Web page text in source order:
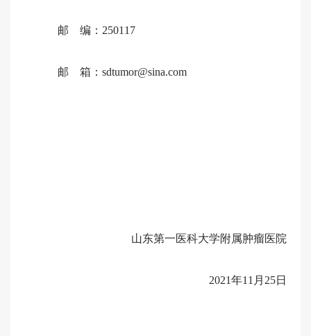
邮 编： 250117
邮 箱：sdtumor@sina.com
山东第一医科大学附属肿瘤医院
2021年11月25日